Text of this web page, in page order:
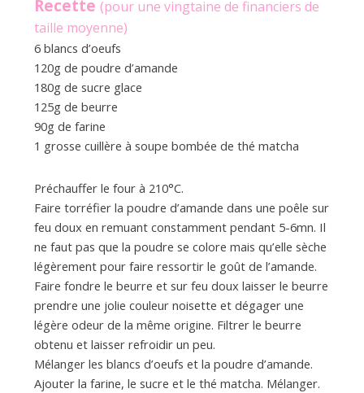
Recette (pour une vingtaine de financiers de
taille moyenne)
6 blancs d’oeufs
120g de poudre d’amande
180g de sucre glace
125g de beurre
90g de farine
1 grosse cuillère à soupe bombée de thé matcha
Préchauffer le four à 210°C.
Faire torréfier la poudre d’amande dans une poêle sur
feu doux en remuant constamment pendant 5-6mn. Il
ne faut pas que la poudre se colore mais qu’elle sèche
légèrement pour faire ressortir le goût de l’amande.
Faire fondre le beurre et sur feu doux laisser le beurre
prendre une jolie couleur noisette et dégager une
légère odeur de la même origine. Filtrer le beurre
obtenu et laisser refroidir un peu.
Mélanger les blancs d’oeufs et la poudre d’amande.
Ajouter la farine, le sucre et le thé matcha. Mélanger.